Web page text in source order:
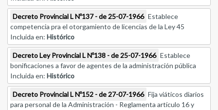
Decreto Provincial L Nº137 - de 25-07-1966 Establece
competencia pra el otorgamiento de licencias de la Ley 45
Incluida en: Histórico
Decreto Ley Provincial L Nº138 - de 25-07-1966 Establece
bonificaciones a favor de agentes de la administración pública
Incluida en: Histórico
Decreto Provincial L Nº152 - de 27-07-1966 Fija viáticos diarios
para personal de la Administración - Reglamenta artículo 16 y